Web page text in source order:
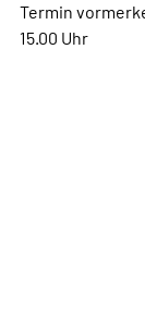
Termin
15.00 Uhr